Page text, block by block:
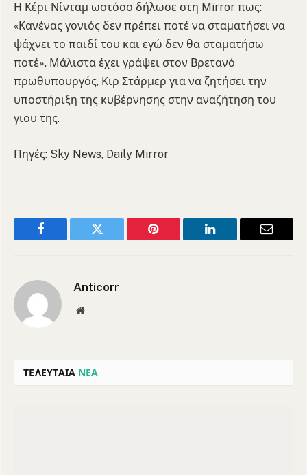
Η Κέρι Νίνταμ ωστόσο δήλωσε στη Mirror πως:
«Κανένας γονιός δεν πρέπει ποτέ να σταματήσει να
ψάχνει το παιδί του και εγώ δεν θα σταματήσω
ποτέ». Μάλιστα έχει γράψει στον Βρετανό
πρωθυπουργός, Κιρ Στάρμερ για να ζητήσει την
υποστήριξη της κυβέρνησης στην αναζήτηση του
γιου της.
Πηγές: Sky News, Daily Mirror
Facebook Twitter Pinterest LinkedIn Email
Anticorr
Website
ΤΕΛΕΥΤΑΙΑ ΝΕΑ